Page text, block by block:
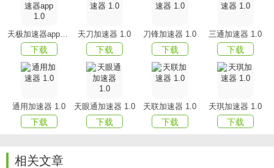
天极加速器app 1.0
下载
天刀加速器 1.0
下载
刀锋加速器 1.0
下载
三通加速器 1.0
下载
通用加速器 1.0
下载
天眼通加速器 1.0
下载
天联加速器 1.0
下载
天琪加速器 1.0
下载
相关文章